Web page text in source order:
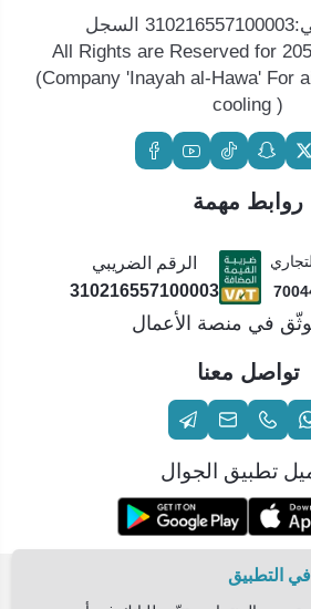
الرقم الضريبي:310216557100003 السجل
التجاري:2050116803 All Rights are Reserved for
(Company 'Inayah al-Hawa' For
cooling )
روابط مهمة
الرقم الضريبي
310216557100003
في منصة الأعمال
تواصل معنا
تطبيق الجوال
عناية الهواء | شريك سكني الاستراتيجي
التطبيق